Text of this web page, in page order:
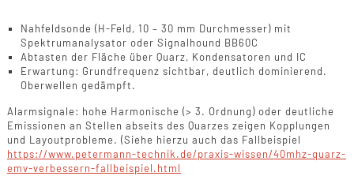
Nahfeldsonde (H-Feld, 10 – 30 mm Durchmesser) mit
Spektrumanalysator oder Signalhound BB60C
Abtasten der Fläche über Quarz, Kondensatoren und IC
Erwartung: Grundfrequenz sichtbar, deutlich dominierend.
Oberwellen gedämpft.
Alarmsignale: hohe Harmonische (> 3. Ordnung) oder deutliche
Emissionen an Stellen abseits des Quarzes zeigen Kopplungen
und Layoutprobleme. (Siehe hierzu auch das Fallbeispiel
https://www.petermann-technik.de/praxis-wissen/40mhz-quarz-
emv-verbessern-fallbeispiel.html